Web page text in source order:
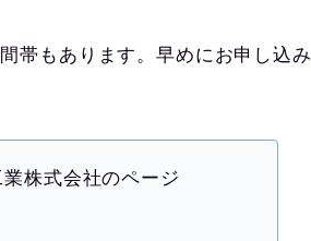
帯もあります。早めにお申し込み
株式会社のページ